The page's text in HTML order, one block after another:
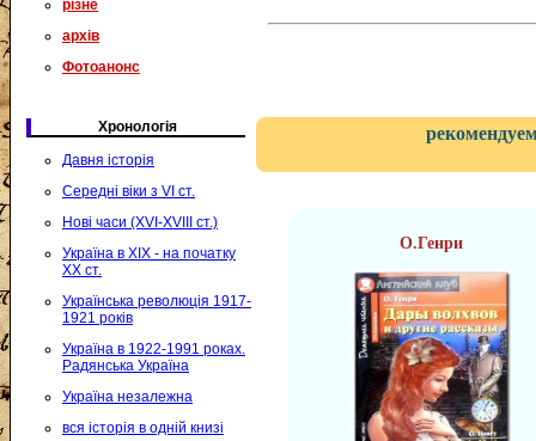
різне
архів
Фотоанонс
Хронологія
Давня історія
Середні віки з VI ст.
Нові часи (XVI-XVIII ст.)
Україна в XIX - на початку
XX ст.
Українська революція 1917-
1921 років
Україна в 1922-1991 роках.
Радянська Україна
Україна незалежна
вся історія в одній книзі
О.Генри